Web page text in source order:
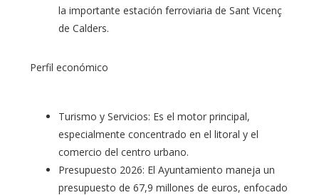
la importante estación ferroviaria de Sant Vicenç
de Calders.
Perfil económico
Turismo y Servicios: Es el motor principal,
especialmente concentrado en el litoral y el
comercio del centro urbano.
Presupuesto 2026: El Ayuntamiento maneja un
presupuesto de 67,9 millones de euros, enfocado